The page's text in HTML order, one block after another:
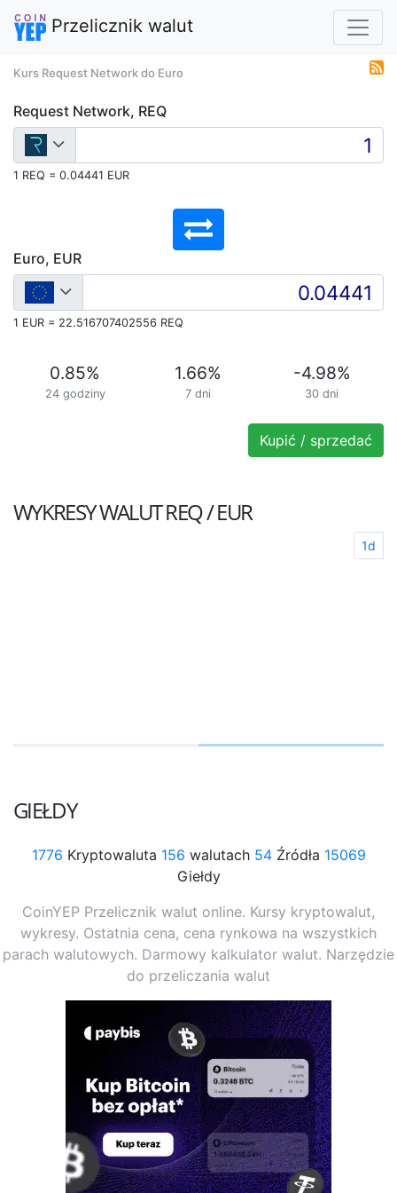
Przelicznik walut
Kurs Request Network do Euro
Request Network, REQ
1 REQ = 0.04441 EUR
Euro, EUR
1 EUR = 22.516707402556 REQ
0.85%
24 godziny
1.66%
7 dni
-4.98%
30 dni
Kupić / sprzedać
WYKRESY WALUTREQ / EUR
1d
GIEŁDY
1776 Kryptowaluta 156 walutach 54Źródła 15069
Giełdy
CoinYEP Przelicznik walut online. Kursy kryptowalut,
wykresy. Ostatnia cena, cena rynkowa na wszystkich
parach walutowych. Darmowy kalkulator walut. Narzędzie
do przeliczania walut